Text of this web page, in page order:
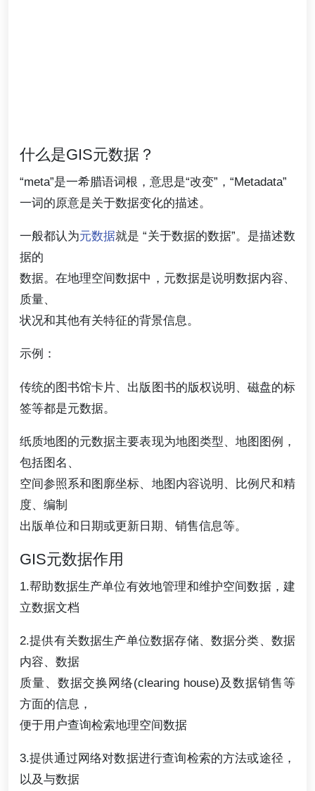
什么是GIS元数据？
“meta”是一希腊语词根，意思是“改变”，“Metadata”
一词的原意是关于数据变化的描述。
一般都认为元数据就是 “关于数据的数据”。是描述数
据的
数据。在地理空间数据中，元数据是说明数据内容、
质量、
状况和其他有关特征的背景信息。
示例：
传统的图书馆卡片、出版图书的版权说明、磁盘的标
签等都是元数据。
纸质地图的元数据主要表现为地图类型、地图图例，
包括图名、
空间参照系和图廓坐标、地图内容说明、比例尺和精
度、编制
出版单位和日期或更新日期、销售信息等。
GIS元数据作用
1.帮助数据生产单位有效地管理和维护空间数据，建
立数据文档
2.提供有关数据生产单位数据存储、数据分类、数据
内容、数据
质量、数据交换网络(clearing house)及数据销售等
方面的信息，
便于用户查询检索地理空间数据
3.提供通过网络对数据进行查询检索的方法或途径，
以及与数据